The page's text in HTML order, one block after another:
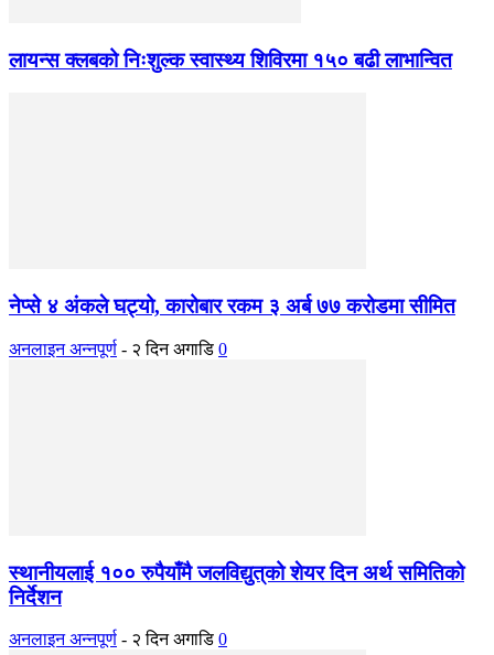
लायन्स क्लबको निःशुल्क स्वास्थ्य शिविरमा १५० बढी लाभान्वित
नेप्से ४ अंकले घट्यो, कारोबार रकम ३ अर्ब ७७ करोडमा सीमित
अनलाइन अन्नपूर्ण - २ दिन अगाडि 0
स्थानीयलाई १०० रुपैयाँमै जलविद्युत्‌को शेयर दिन अर्थ समितिको
निर्देशन
अनलाइन अन्नपूर्ण - २ दिन अगाडि 0